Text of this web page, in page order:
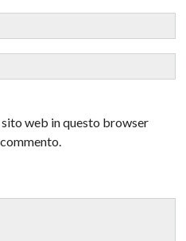
sito web in questo browser